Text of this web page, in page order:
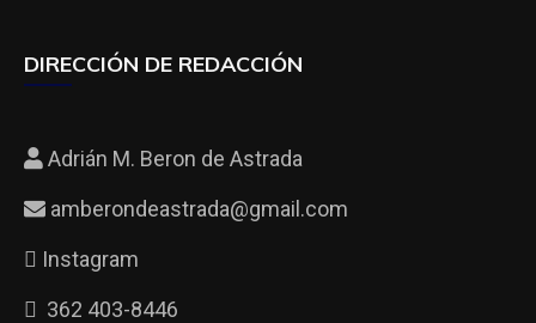
DIRECCIÓN DE REDACCIÓN
Adrián M. Beron de Astrada
amberondeastrada@gmail.com
Instagram
362 403-8446